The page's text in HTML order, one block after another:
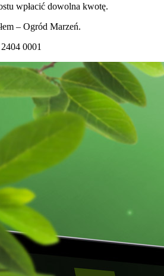
wpłacić dowolna kwotę.
– Ogród Marzeń.
0001